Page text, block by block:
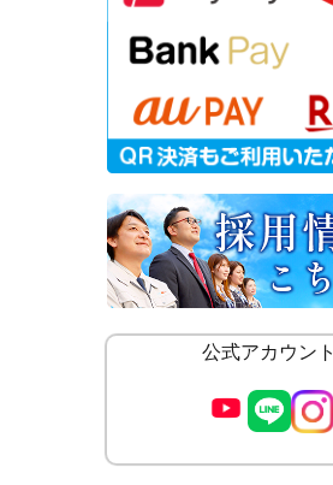
公式アカウント